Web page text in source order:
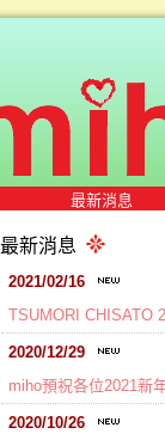
最新消息
最新消息
2021/02/16
TSUMORI CHISATO
2020/12/29
miho預祝各位2021新
2020/10/26